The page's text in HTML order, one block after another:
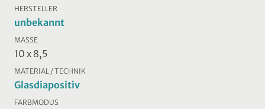
HERSTELLER
unbekannt
MASSE
10 x 8,5
MATERIAL / TECHNIK
Glasdiapositiv
FARBMODUS